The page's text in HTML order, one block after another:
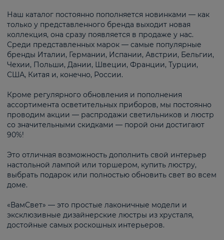
Наш каталог постоянно пополняется новинками — как
только у представленного бренда выходит новая
коллекция, она сразу появляется в продаже у нас.
Среди представленных марок — самые популярные
бренды Италии, Германии, Испании, Австрии, Бельгии,
Чехии, Польши, Дании, Швеции, Франции, Турции,
США, Китая и, конечно, России.
Кроме регулярного обновления и пополнения
ассортимента осветительных приборов, мы постоянно
проводим акции — распродажи светильников и люстр
со значительными скидками — порой они достигают
90%!
Это отличная возможность дополнить свой интерьер
настольной лампой или торшером, купить люстру,
выбрать подарок или полностью обновить свет во всем
доме.
«ВамСвет» — это простые лаконичные модели и
эксклюзивные дизайнерские люстры из хрусталя,
достойные самых роскошных интерьеров.